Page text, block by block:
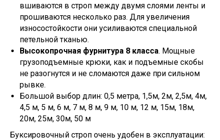
вшиваются в строп между двумя слоями ленты и
прошиваются несколько раз. Для увеличения
износостойкости они усиливаются специальной
петельной тканью.
Высокопрочная фурнитура 8 класса. Мощные
грузоподъемные крюки, как и подъемные скобы
не разогнутся и не сломаются даже при сильном
рывке.
Большой выбор длин: 0,5 метра, 1,5м, 2м, 2,5м, 4м,
4,5 м, 5 м, 6 м, 7 м, 8 м, 9 м, 10 м, 12 м, 15м, 18м,
20м, 25м, 30м, 50 м
Буксировочный строп очень удобен в эксплуатации: